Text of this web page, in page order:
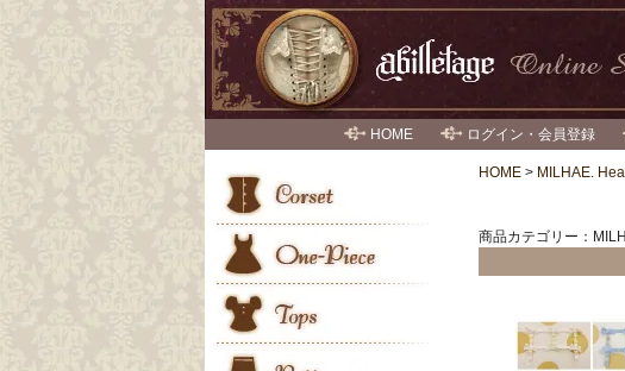
HOME ログイン・会員登録
HOME > MILHAE.
商品カテゴリー：